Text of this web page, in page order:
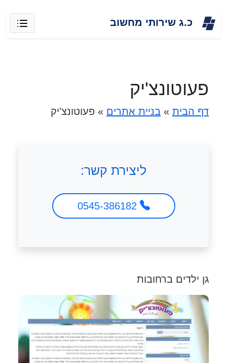
כ.ג שירותי מחשוב
פעוטונצ'יק
דף הבית » בניית אתרים » פעוטונצ'יק
ליצירת קשר:
גן ילדים ברחובות